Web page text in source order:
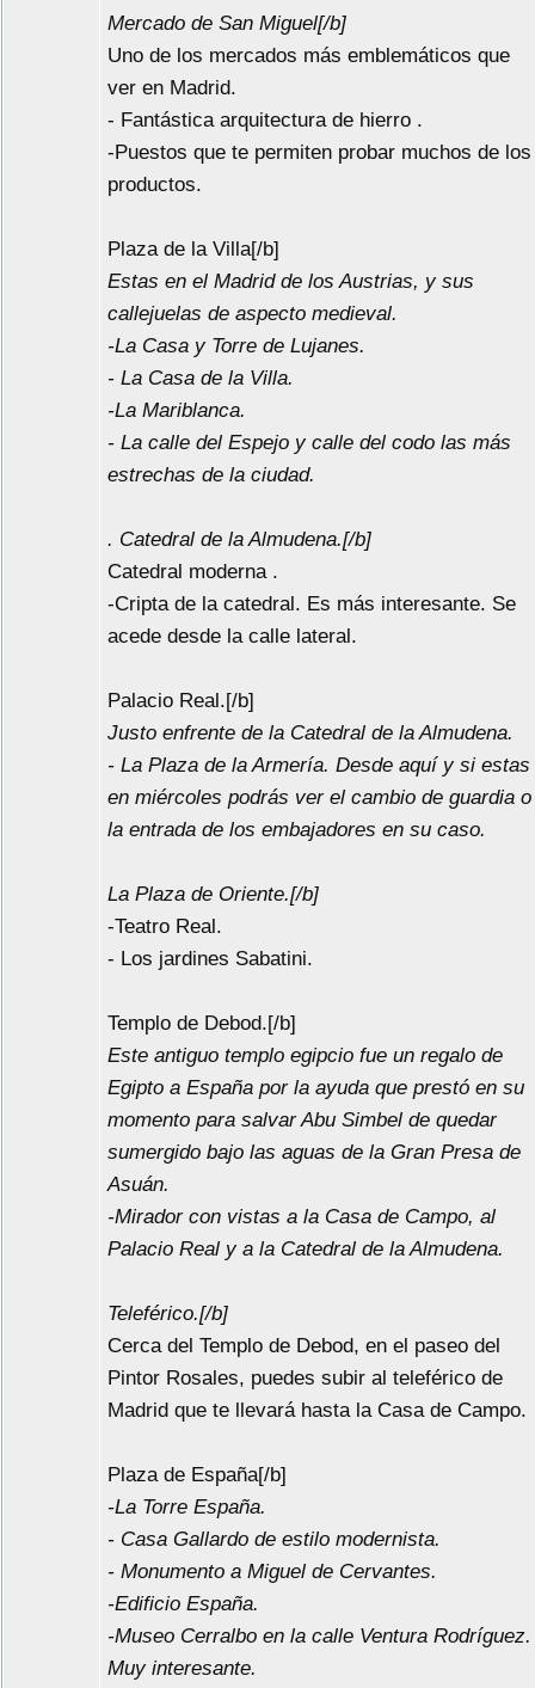
Mercado de San Miguel[/b]
Uno de los mercados más emblemáticos que
ver en Madrid.
- Fantástica arquitectura de hierro .
-Puestos que te permiten probar muchos de los
productos.
Plaza de la Villa[/b]
Estas en el Madrid de los Austrias, y sus
callejuelas de aspecto medieval.
-La Casa y Torre de Lujanes.
- La Casa de la Villa.
-La Mariblanca.
- La calle del Espejo y calle del codo las más
estrechas de la ciudad.
. Catedral de la Almudena.[/b]
Catedral moderna .
-Cripta de la catedral. Es más interesante. Se
acede desde la calle lateral.
Palacio Real.[/b]
Justo enfrente de la Catedral de la Almudena.
- La Plaza de la Armería. Desde aquí y si estas
en miércoles podrás ver el cambio de guardia o
la entrada de los embajadores en su caso.
La Plaza de Oriente.[/b]
-Teatro Real.
- Los jardines Sabatini.
Templo de Debod.[/b]
Este antiguo templo egipcio fue un regalo de
Egipto a España por la ayuda que prestó en su
momento para salvar Abu Simbel de quedar
sumergido bajo las aguas de la Gran Presa de
Asuán.
-Mirador con vistas a la Casa de Campo, al
Palacio Real y a la Catedral de la Almudena.
Teleférico.[/b]
Cerca del Templo de Debod, en el paseo del
Pintor Rosales, puedes subir al teleférico de
Madrid que te llevará hasta la Casa de Campo.
Plaza de España[/b]
-La Torre España.
- Casa Gallardo de estilo modernista.
- Monumento a Miguel de Cervantes.
-Edificio España.
-Museo Cerralbo en la calle Ventura Rodríguez.
Muy interesante.